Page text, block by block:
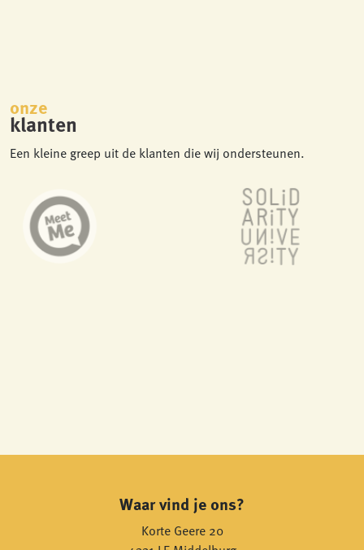
onze
klanten
Een kleine greep uit de klanten die wij ondersteunen.
Waar vind je ons?
Korte Geere 20